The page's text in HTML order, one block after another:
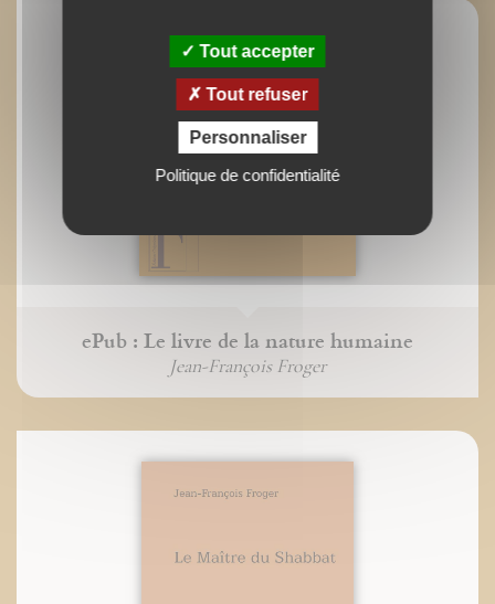
ePub : Le livre de la nature humaine
Jean-François Froger
Tout accepter
Tout refuser
Personnaliser
Politique de confidentialité